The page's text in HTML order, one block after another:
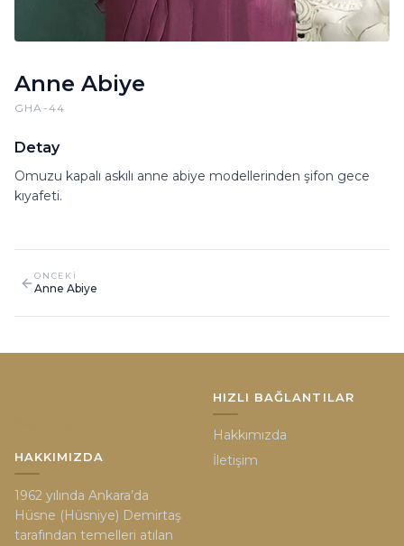
Anne Abiye
GHA-44
Detay
Omuzu kapalı askılı anne abiye modellerinden şifon gece
kıyafeti.
ONCEKI
Anne Abiye
HAKKIMIZDA
1962 yılında Ankara’da
Hüsne (Hüsniye) Demirtaş
tarafından temelleri atılan
HIZLI BAĞLANTILAR
Hakkımızda
İletişim